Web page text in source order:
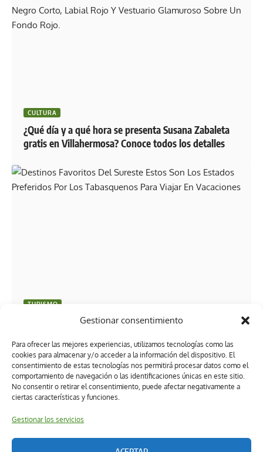
Gestionar consentimiento
Para ofrecer las mejores experiencias, utilizamos tecnologías como las
cookies para almacenar y/o acceder a la información del dispositivo. El
consentimiento de estas tecnologías nos permitirá procesar datos como el
comportamiento de navegación o las identificaciones únicas en este sitio.
No consentir o retirar el consentimiento, puede afectar negativamente a
ciertas características y funciones.
Gestionar los servicios
CULTURA
¿Qué día y a qué hora se presenta Susana Zabaleta
gratis en Villahermosa? Conoce todos los detalles
TURISMO
Destinos favoritos del sureste: Estos son los estados
vacaciones